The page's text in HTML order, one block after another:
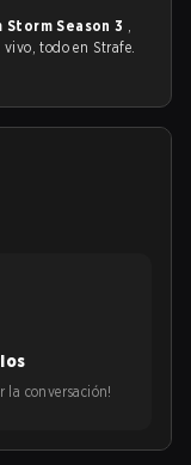
Season 3 ,
todo en Strafe.
la conversación!